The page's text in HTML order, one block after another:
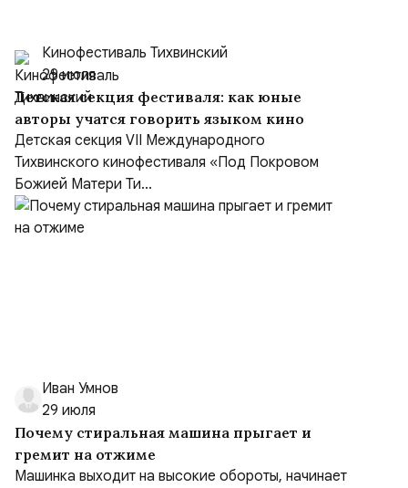
Кинофестиваль Тихвинский
29 июля
Детская секция фестиваля: как юные
авторы учатся говорить языком кино
Детская секция VII Международного
Тихвинского кинофестиваля «Под Покровом
Божией Матери Ти...
Иван Умнов
29 июля
Почему стиральная машина прыгает и
гремит на отжиме
Машинка выходит на высокие обороты, начинает